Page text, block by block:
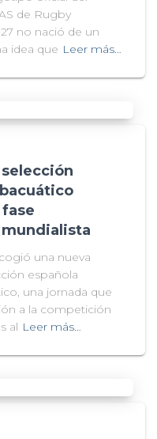
de Rugby
no nació de un
idea que Leer más…
una nueva
española
una jornada que
a la competición
al Leer más…